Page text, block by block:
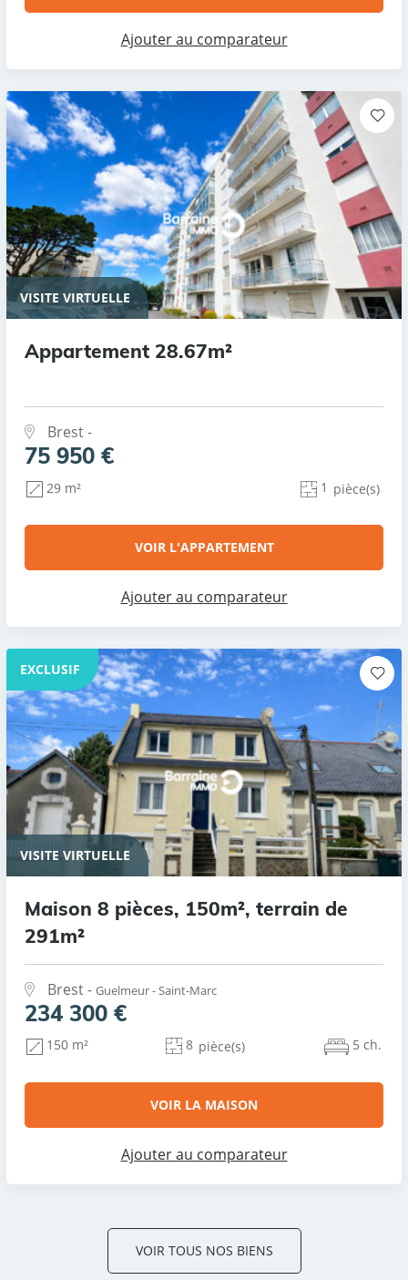
Ajouter au comparateur
VISITE VIRTUELLE
Appartement 28.67m²
Brest -
75 950 €
29 m² 1 pièce(s)
VOIR L'APPARTEMENT
Ajouter au comparateur
EXCLUSIF
VISITE VIRTUELLE
Maison 8 pièces, 150m², terrain de
291m²
Brest - Guelmeur - Saint-Marc
234 300 €
150 m² 8 pièce(s) 5 ch.
VOIR LA MAISON
Ajouter au comparateur
VOIR TOUS NOS BIENS